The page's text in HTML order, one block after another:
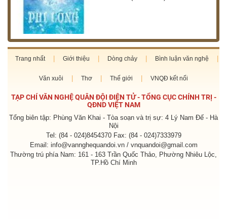
Trang nhất Giới thiệu Dòng chảy Bình luận văn nghệ
Văn xuôi Thơ Thế giới VNQĐ kết nối
TẠP CHÍ VĂN NGHỆ QUÂN ĐỘI ĐIỆN TỬ - TỔNG CỤC CHÍNH TRỊ -
QĐND VIỆT NAM
Tổng biên tập: Phùng Văn Khai - Tòa soạn và trị sự: 4 Lý Nam Đế - Hà
Nội
Tel: (84 - 024)8454370 Fax: (84 - 024)7333979
Email: info@vannghequandoi.vn / vnquandoi@gmail.com
Thường trú phía Nam: 161 - 163 Trần Quốc Thảo, Phường Nhiêu Lộc,
TP.Hồ Chí Minh